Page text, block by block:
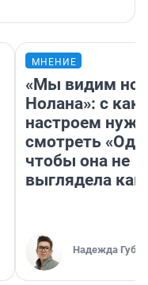
МНЕНИЕ
«Мы видим
Нолана»: с
настроем
смотреть
чтобы она не
выглядела как
Надежда